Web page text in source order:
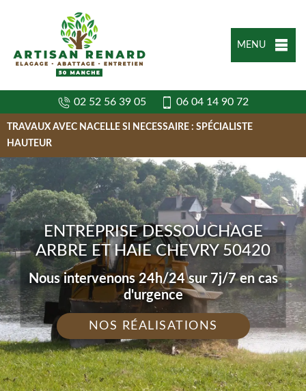
MENU
02 52 56 39 05 06 04 14 90 72
TRAVAUX AVEC NACELLE SI NECESSAIRE : SPÉCIALISTE
HAUTEUR
ENTREPRISE DESSOUCHAGE
ARBRE ET HAIE CHEVRY 50420
Nous intervenons 24h/24 sur 7j/7 en cas
d'urgence
NOS RÉALISATIONS